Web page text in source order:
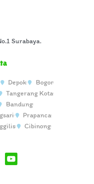
Surabaya.
Depok
Bogor
Tangerang Kota
Bandung
Prapanca
Cibinong